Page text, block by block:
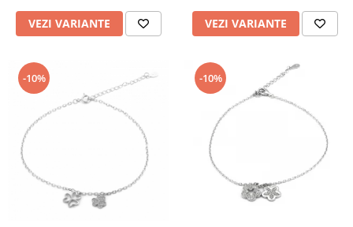
VEZI VARIANTE VEZI VARIANTE
-10% -10%